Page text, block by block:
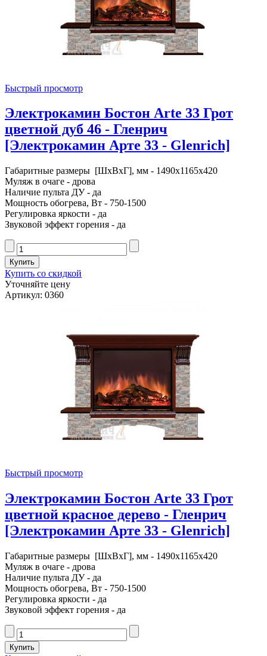
Быстрый просмотр
Электрокамин Бостон Arte 33 Грот
цветной дуб 46 - Гленрич
[Электрокамин Арте 33 - Glenrich]
Габаритные размеры [ШxВxГ], мм - 1490x1165x420
Муляж в очаге - дрова
Наличие пульта ДУ - да
Мощность обогрева, Вт - 750-1500
Регулировка яркости - да
Звуковой эффект горения - да
Купить со скидкой
Уточняйте цену
Артикул: 0360
Быстрый просмотр
Электрокамин Бостон Arte 33 Грот
цветной красное дерево - Гленрич
[Электрокамин Арте 33 - Glenrich]
Габаритные размеры [ШxВxГ], мм - 1490x1165x420
Муляж в очаге - дрова
Наличие пульта ДУ - да
Мощность обогрева, Вт - 750-1500
Регулировка яркости - да
Звуковой эффект горения - да